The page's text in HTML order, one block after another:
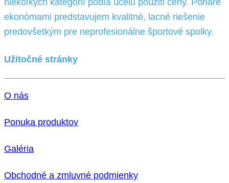
ekonómami predstavujem kvalitné, lacné riešenie
predovšetkým pre neprofesionálne športové spolky.
Užitočné stránky
O nás
Ponuka produktov
Galéria
Obchodné a zmluvné podmienky